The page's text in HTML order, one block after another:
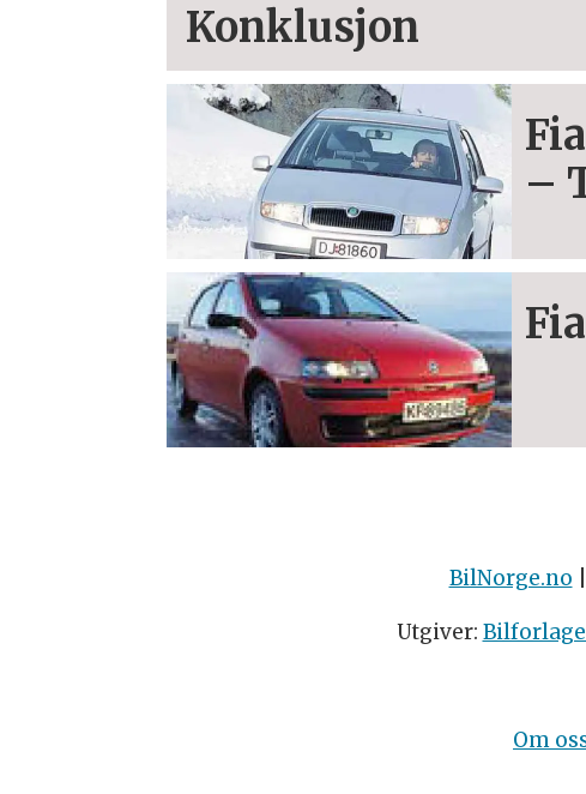
Konklusjon
–
BilNorge.no
Utgiver:
Om